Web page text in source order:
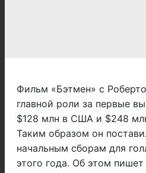
Фильм «Бэтмен» с
главной роли за первые
$128 млн в США и $248
Таким образом он
начальным сборам для
этого года. Об этом пишет